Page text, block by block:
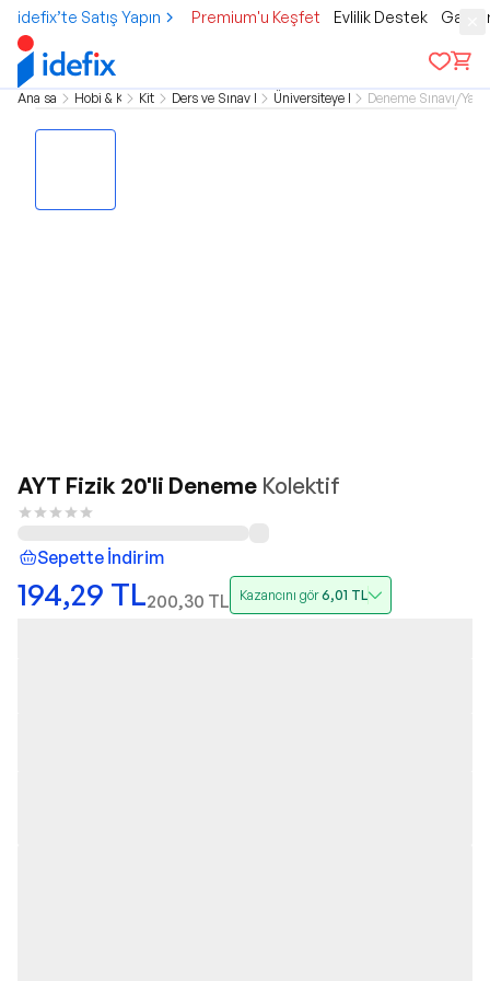
idefix’te Satış Yapın Premium'u Keşfet Evlilik Destek
Ana sayfa Hobi & KültürKitap Ders ve Sınav KitaplarıÜniversiteye HazırlıkDeneme Sınavı/
AYT Fizik 20'li Deneme Kolektif
Sepette İndirim
194,29 TL200,30 TL Kazancını gör6,01 TL